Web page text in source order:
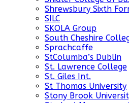
Shrewsbury Sixth
SILC
SKOLA Group
South Cheshire
Sprachcaffe
StColumba’s Dublin
St. Lawrence College
St. Giles Int.
St Thomas University
Stony Brook